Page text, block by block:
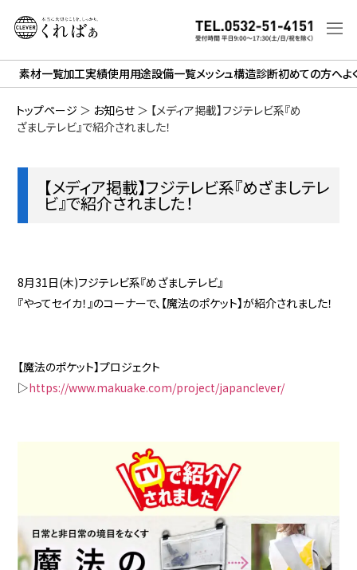
素材一覧加工実績使用用途設備一覧メッシュ構造診断初めての方へよ
トップページ ＞ お知らせ ＞ 【メディア掲載】フジテレビ系『め
ざましテレビ』で紹介されました！
【メディア掲載】フジテレビ系『めざましテレ
ビ』で紹介されました！
8月31日(木)フジテレビ系『めざましテレビ』
『やってセイカ！』のコーナーで、【魔法のポケット】が紹介されました！
【魔法のポケット】プロジェクト
▷https://www.makuake.com/project/japanclever/